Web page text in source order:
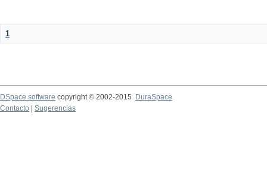
1
DSpace software copyright © 2002-2015
DuraSpace
Contacto
Sugerencias